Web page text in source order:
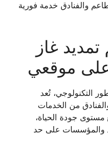
والفنادق خدمة فورية
غاز
موقعي
التكنولوجي، تُعد
من الخدمات
جودة الحياة،
والمؤسسات على حد